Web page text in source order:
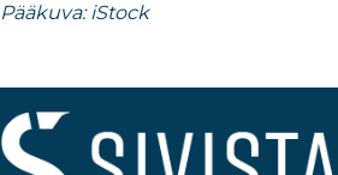
Pääkuva: iStock